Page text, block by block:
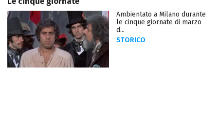
Ambientato a Milano durante
le cinque giornate di marzo
d...
STORICO